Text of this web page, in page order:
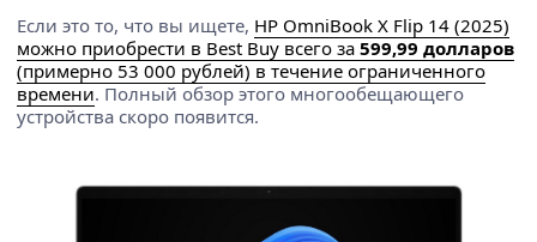
Если это то, что вы ищете, HP OmniBook X Flip 14 (2025)
можно приобрести в Best Buy всего за 599,99 долларов
(примерно 53 000 рублей) в течение ограниченного
времени. Полный обзор этого многообещающего
устройства скоро появится.